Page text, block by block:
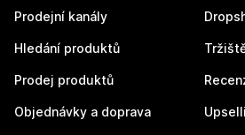
Prodejní kanály
Hledání produktů
Prodej produktů
Objednávky a doprava